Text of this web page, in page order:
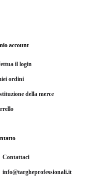
account
il login
ordini
della merce
Contattaci
info@targheprofessionali.it